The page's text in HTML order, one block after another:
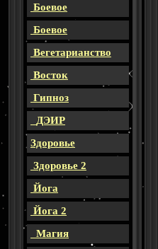
Боевое
Боевое
Вегетарианство
Восток
Гипноз
ДЭИР
Здоровье
Здоровье 2
Йога
Йога 2
Магия